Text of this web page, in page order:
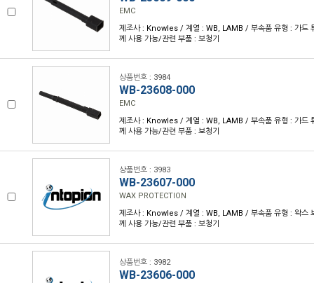
EMC
제조사 : Knowles / 계열 : WB, LAMB / 부속품 유형 : 가드
께 사용 가능/관련 부품 : 보청기
상품번호 : 3984
WB-23608-000
EMC
제조사 : Knowles / 계열 : WB, LAMB / 부속품 유형 : 가드
께 사용 가능/관련 부품 : 보청기
상품번호 : 3983
WB-23607-000
WAX PROTECTION
제조사 : Knowles / 계열 : WB, LAMB / 부속품 유형 : 왁스
께 사용 가능/관련 부품 : 보청기
상품번호 : 3982
WB-23606-000